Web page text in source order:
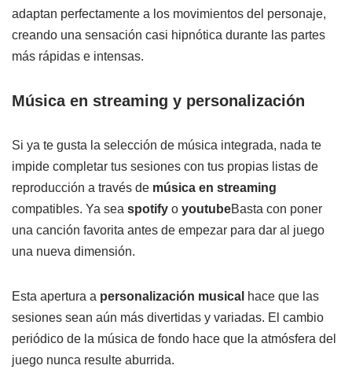
adaptan perfectamente a los movimientos del personaje,
creando una sensación casi hipnótica durante las partes
más rápidas e intensas.
Música en streaming y personalización
Si ya te gusta la selección de música integrada, nada te
impide completar tus sesiones con tus propias listas de
reproducción a través de música en streaming
compatibles. Ya sea spotify o youtubeBasta con poner
una canción favorita antes de empezar para dar al juego
una nueva dimensión.
Esta apertura a personalización musical hace que las
sesiones sean aún más divertidas y variadas. El cambio
periódico de la música de fondo hace que la atmósfera del
juego nunca resulte aburrida.